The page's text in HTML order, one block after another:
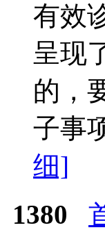
有效
呈现
的，
子事
细]
1380